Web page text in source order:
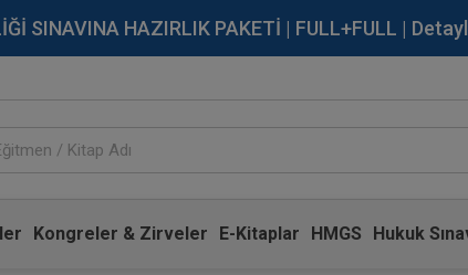
SINAVINA HAZIRLIK PAKETİ | FULL+FULL |
Kongreler & Zirveler E-Kitaplar HMGS Hukuk